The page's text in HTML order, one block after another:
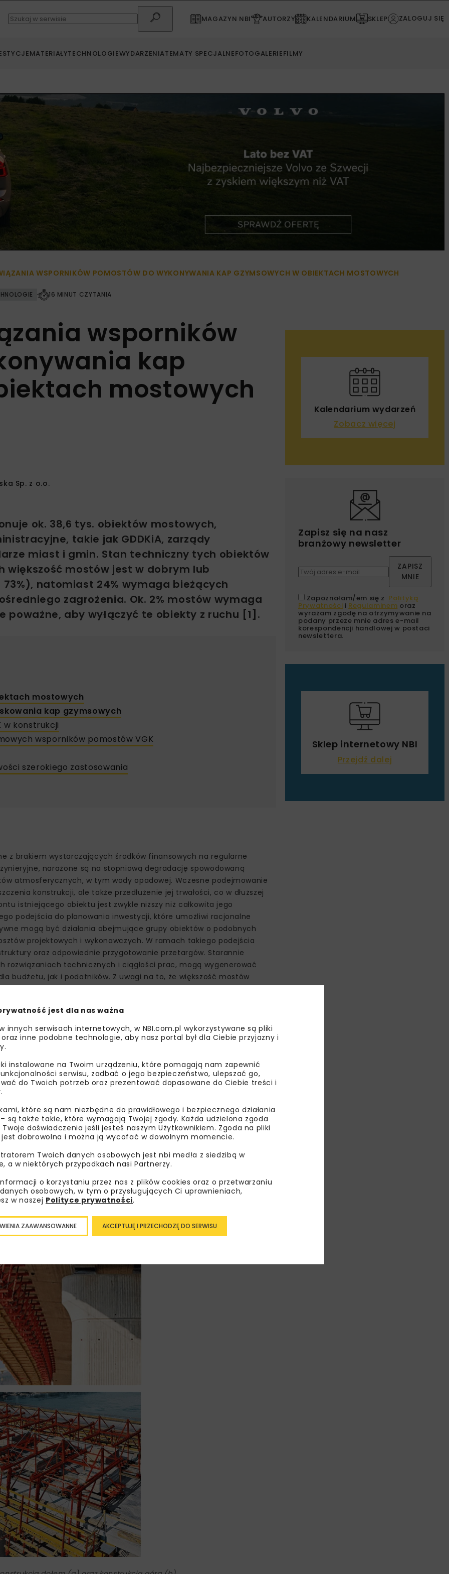
MAGAZYN NBI AUTORZY KALENDARIUM SKLEP ZALOGUJ SIĘ
MATERIAŁYTECHNOLOGIEWYDARZENIATEMATY SPECJALNEFOTOGALERIEFILMY
WSPORNIKÓW POMOSTÓW DO WYKONYWANIA KAP GZYMSOWYCH W OBIEKTACH MOSTOWYCH
16 MINUT CZYTANIA
wsporników
kap
mostowych
Sp. z o.o.
ok. 38,6 tys. obiektów mostowych,
takie jak GDDKiA, zarządy
miast i gmin. Stan techniczny tych obiektów
większość mostów jest w dobrym lub
natomiast 24% wymaga bieżących
zagrożenia. Ok. 2% mostów wymaga
poważne, aby wyłączyć te obiekty z ruchu [1].
mostowych
kap gzymsowych
w konstrukcji
wsporników pomostów VGK
szerokiego zastosowania
z brakiem wystarczających środków finansowych na regularne
narażone są na stopniową degradację spowodowaną
atmosferycznych, w tym wody opadowej. Wczesne podejmowanie
konstrukcji, ale także przedłużenie jej trwałości, co w dłuższej
istniejącego obiektu jest zwykle niższy niż całkowita jego
podejścia do planowania inwestycji, które umożliwi racjonalne
mogą być działania obejmujące grupy obiektów o podobnych
projektowych i wykonawczych. W ramach takiego podejścia
oraz odpowiednie przygotowanie przetargów. Starannie
technicznych i ciągłości prac, mogą wygenerować
budżetu, jak i podatników. Z uwagi na to, że większość mostów
latach należy się spodziewać, że głównym zadaniem będzie ich
i belki gzymsowe. W niniejszym opracowaniu skupiono się
pomostów roboczych oraz deskowań dla wspomnianych
obiektach mostowych
funkcję bocznego zakończenia płyty ustroju nośnego mostu. Choć
jest ochrona przed spływającą wodą opadową oraz poprawa
budowy. Ponadto belki te służą jako miejsce montażu
rozwiązań: tradycyjne, monolityczne belki gzymsowe
lekkich elementów wbudowywanych przed betonowaniem
mostu do budowy tych elementów in situstosuje się różnorodne
ciesielskie rozwiązania mogą być zastąpione rozwiązaniami
bezpieczeństwa na budowie. Dzięki zastosowaniu
minimalizować nakłady robocze i jednocześnie podnosić
przejezdne, które mogą być zamontowane zarówno poniżej, jak
Kalendarium wydarzeń
Zobacz więcej
Zapisz się na nasz
branżowy newsletter
ZAPISZ
MNIE
Zapoznałam/em się z Polityką
Prywatności i Regulaminem oraz
wyrażam zgodę na otrzymywanie na
podany przeze mnie adres e-mail
korespondencji handlowej w postaci
newslettera.
Sklep internetowy NBI
Przejdź dalej
jest dla nas ważna
innych serwisach internetowych, w NBI.com.pl wykorzystywane są pliki
inne podobne technologie, aby nasz portal był dla Ciebie przyjazny i
instalowane na Twoim urządzeniu, które pomagają nam zapewnić
serwisu, zadbać o jego bezpieczeństwo, ulepszać go,
do Twoich potrzeb oraz prezentować dopasowane do Ciebie treści i
które są nam niezbędne do prawidłowego i bezpiecznego działania
są także takie, które wymagają Twojej zgody. Każda udzielona zgoda
doświadczenia jeśli jesteś naszym Użytkownikiem. Zgoda na pliki
dobrowolna i można ją wycofać w dowolnym momencie.
Twoich danych osobowych jest nbi med!a z siedzibą w
a w niektórych przypadkach nasi Partnerzy.
o korzystaniu przez nas z plików cookies oraz o przetwarzaniu
osobowych, w tym o przysługujących Ci uprawnieniach,
w naszej Polityce prywatności.
AKCEPTUJĘ I PRZECHODZĘ DO SERWISU
ZAAWANSOWANNE